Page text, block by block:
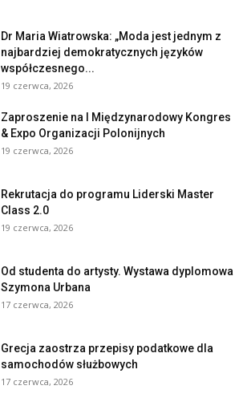
Dr Maria Wiatrowska: „Moda jest jednym z
najbardziej demokratycznych języków
współczesnego...
19 czerwca, 2026
Zaproszenie na I Międzynarodowy Kongres
& Expo Organizacji Polonijnych
19 czerwca, 2026
Rekrutacja do programu Liderski Master
Class 2.0
19 czerwca, 2026
Od studenta do artysty. Wystawa dyplomowa
Szymona Urbana
17 czerwca, 2026
Grecja zaostrza przepisy podatkowe dla
samochodów służbowych
17 czerwca, 2026